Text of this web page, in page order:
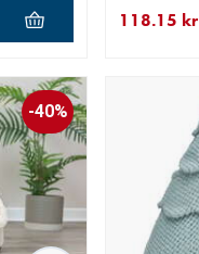
118.15 kr
-40%